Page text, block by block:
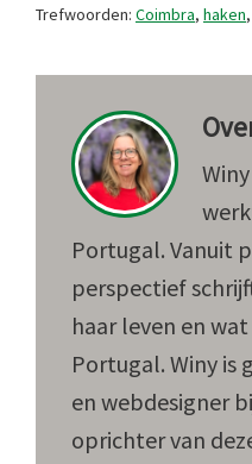
Trefwoorden: Coimbra, haken,
Portugal. Vanuit
perspectief
haar leven en
Portugal. Winy is
en webdesigner
oprichter van